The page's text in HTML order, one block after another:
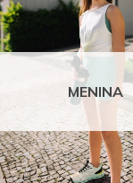
MENINA